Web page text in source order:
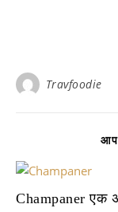
Travfoodie
Champaner एक